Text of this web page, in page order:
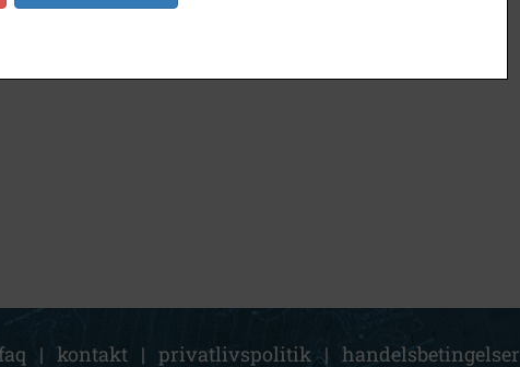
| kontakt | privatlivspolitik | handelsbetingelser